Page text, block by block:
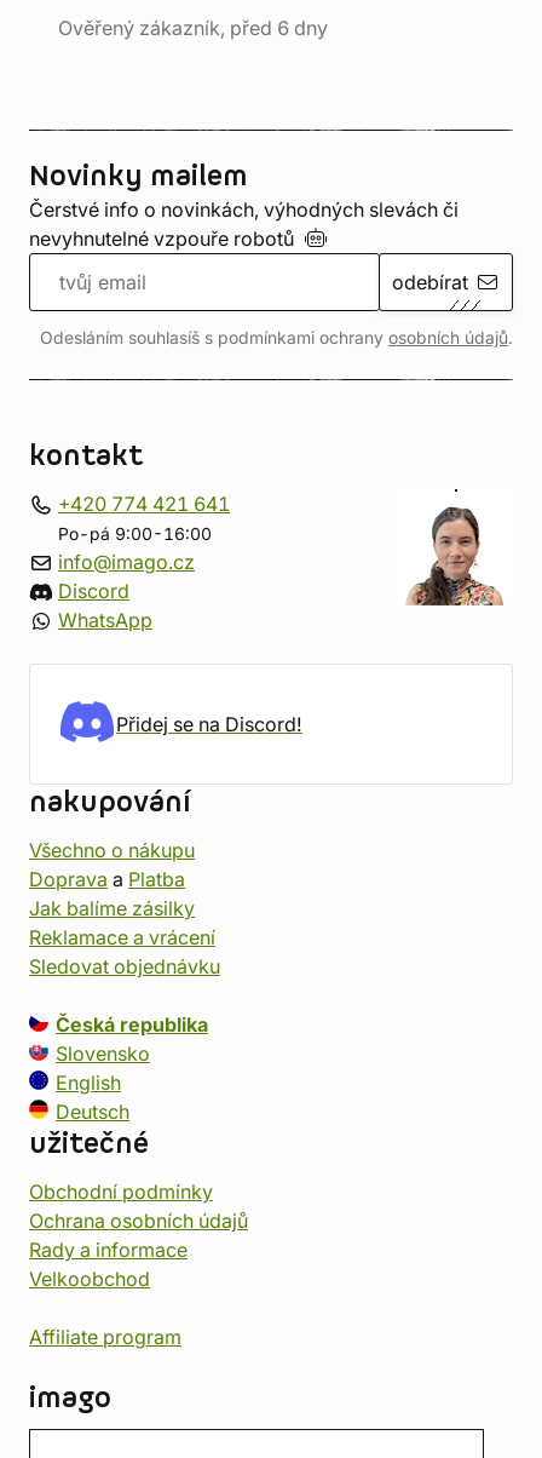
Ověřený zákazník, před 6 dny
Novinky mailem
Čerstvé info o novinkách, výhodných slevách či
nevyhnutelné vzpouře robotů
odebírat
Odesláním souhlasíš s podmínkami ochrany osobních údajů.
kontakt
+420 774 421 641
Po-pá 9:00-16:00
info@imago.cz
Discord
WhatsApp
Přidej se na Discord!
nakupování
Všechno o nákupu
Doprava a Platba
Jak balíme zásilky
Reklamace a vrácení
Sledovat objednávku
Česká republika
Slovensko
English
Deutsch
užitečné
Obchodní podmínky
Ochrana osobních údajů
Rady a informace
Velkoobchod
Affiliate program
imago